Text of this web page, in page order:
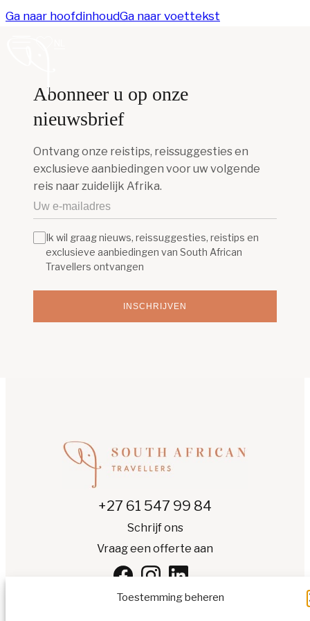
Toestemming beheren
Ga naar hoofdinhoudGa naar voettekst
Abonneer u op onze
nieuwsbrief
Ontvang onze reistips, reissuggesties en
exclusieve aanbiedingen voor uw volgende
reis naar zuidelijk Afrika.
INSCHRIJVEN
Ik wil graag nieuws, reissuggesties, reistips en
exclusieve aanbiedingen van South African
Travellers ontvangen
+27 61 547 99 84
Schrijf ons
Vraag een offerte aan